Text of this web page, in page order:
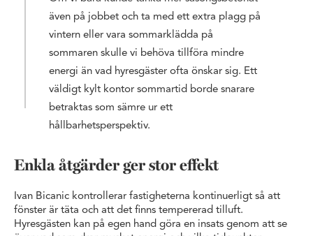
även på jobbet och ta med ett extra plagg på
vintern eller vara sommarklädda på
sommaren skulle vi behöva tillföra mindre
energi än vad hyresgäster ofta önskar sig. Ett
väldigt kylt kontor sommartid borde snarare
betraktas som sämre ur ett
hållbarhetsperspektiv.
Enkla åtgärder ger stor effekt
Ivan Bicanic kontrollerar fastigheterna kontinuerligt så att
fönster är täta och att det finns tempererad tilluft.
Hyresgästen kan på egen hand göra en insats genom att se